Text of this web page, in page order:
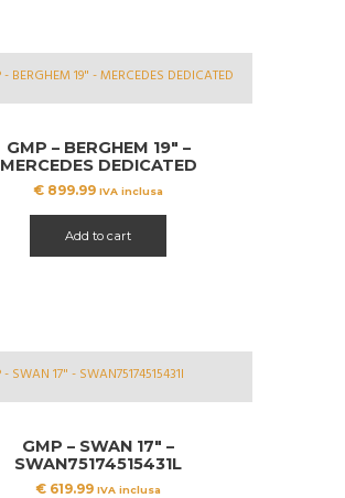
GMP – BERGHEM 19″ –
MERCEDES DEDICATED
€ 899.99 IVA inclusa
Add to cart
GMP – SWAN 17″ –
SWAN75174515431L
€ 619.99 IVA inclusa